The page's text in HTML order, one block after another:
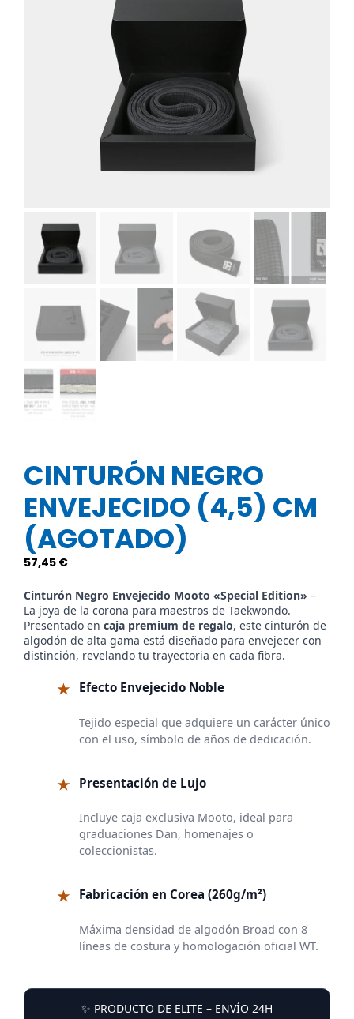
CINTURÓN NEGRO
ENVEJECIDO (4,5) CM
(AGOTADO)
57,45 €
Cinturón Negro Envejecido Mooto «Special Edition» –
La joya de la corona para maestros de Taekwondo.
Presentado en caja premium de regalo, este cinturón de
algodón de alta gama está diseñado para envejecer con
distinción, revelando tu trayectoria en cada fibra.
★ Efecto Envejecido Noble
Tejido especial que adquiere un carácter único
con el uso, símbolo de años de dedicación.
★ Presentación de Lujo
Incluye caja exclusiva Mooto, ideal para
graduaciones Dan, homenajes o
coleccionistas.
★ Fabricación en Corea (260g/m²)
Máxima densidad de algodón Broad con 8
líneas de costura y homologación oficial WT.
✨ PRODUCTO DE ELITE – ENVÍO 24H